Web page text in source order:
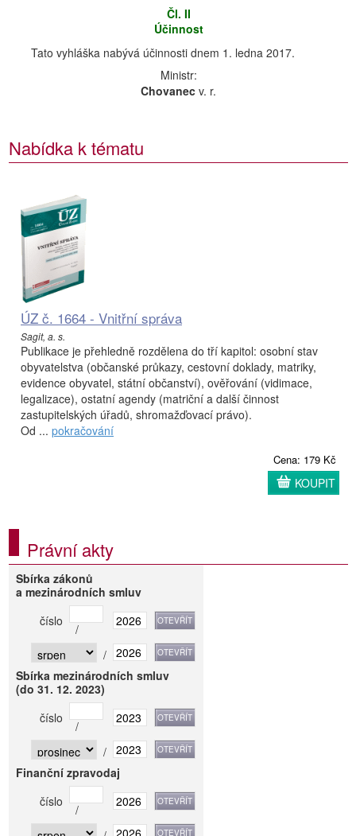
Čl. II
Účinnost
Tato vyhláška nabývá účinnosti dnem 1. ledna 2017.
Ministr:
Chovanec v. r.
Nabídka k tématu
ÚZ č. 1664 - Vnitřní správa
Sagit, a. s.
Publikace je přehledně rozdělena do tří kapitol: osobní stav
obyvatelstva (občanské průkazy, cestovní doklady, matriky,
evidence obyvatel, státní občanství), ověřování (vidimace,
legalizace), ostatní agendy (matriční a další činnost
zastupitelských úřadů, shromažďovací právo).
Od ... pokračování
Cena: 179 Kč
KOUPIT
Právní akty
Sbírka zákonů
a mezinárodních smluv
číslo
/
/
Sbírka mezinárodních smluv
(do 31. 12. 2023)
číslo
/
/
Finanční zpravodaj
číslo
/